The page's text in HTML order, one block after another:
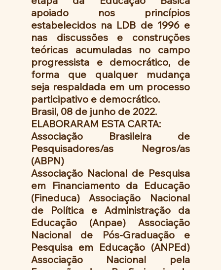
apoiado nos princípios
estabelecidos na LDB de 1996 e
nas discussões e construções
teóricas acumuladas no campo
progressista e democrático, de
forma que qualquer mudança
seja respaldada em um processo
participativo e democrático.
Brasil, 08 de junho de 2022.
ELABORARAM ESTA CARTA:
Associação Brasileira de
Pesquisadores/as Negros/as
(ABPN)
Associação Nacional de Pesquisa
em Financiamento da Educação
(Fineduca) Associação Nacional
de Política e Administração da
Educação (Anpae) Associação
Nacional de Pós-Graduação e
Pesquisa em Educação (ANPEd)
Associação Nacional pela